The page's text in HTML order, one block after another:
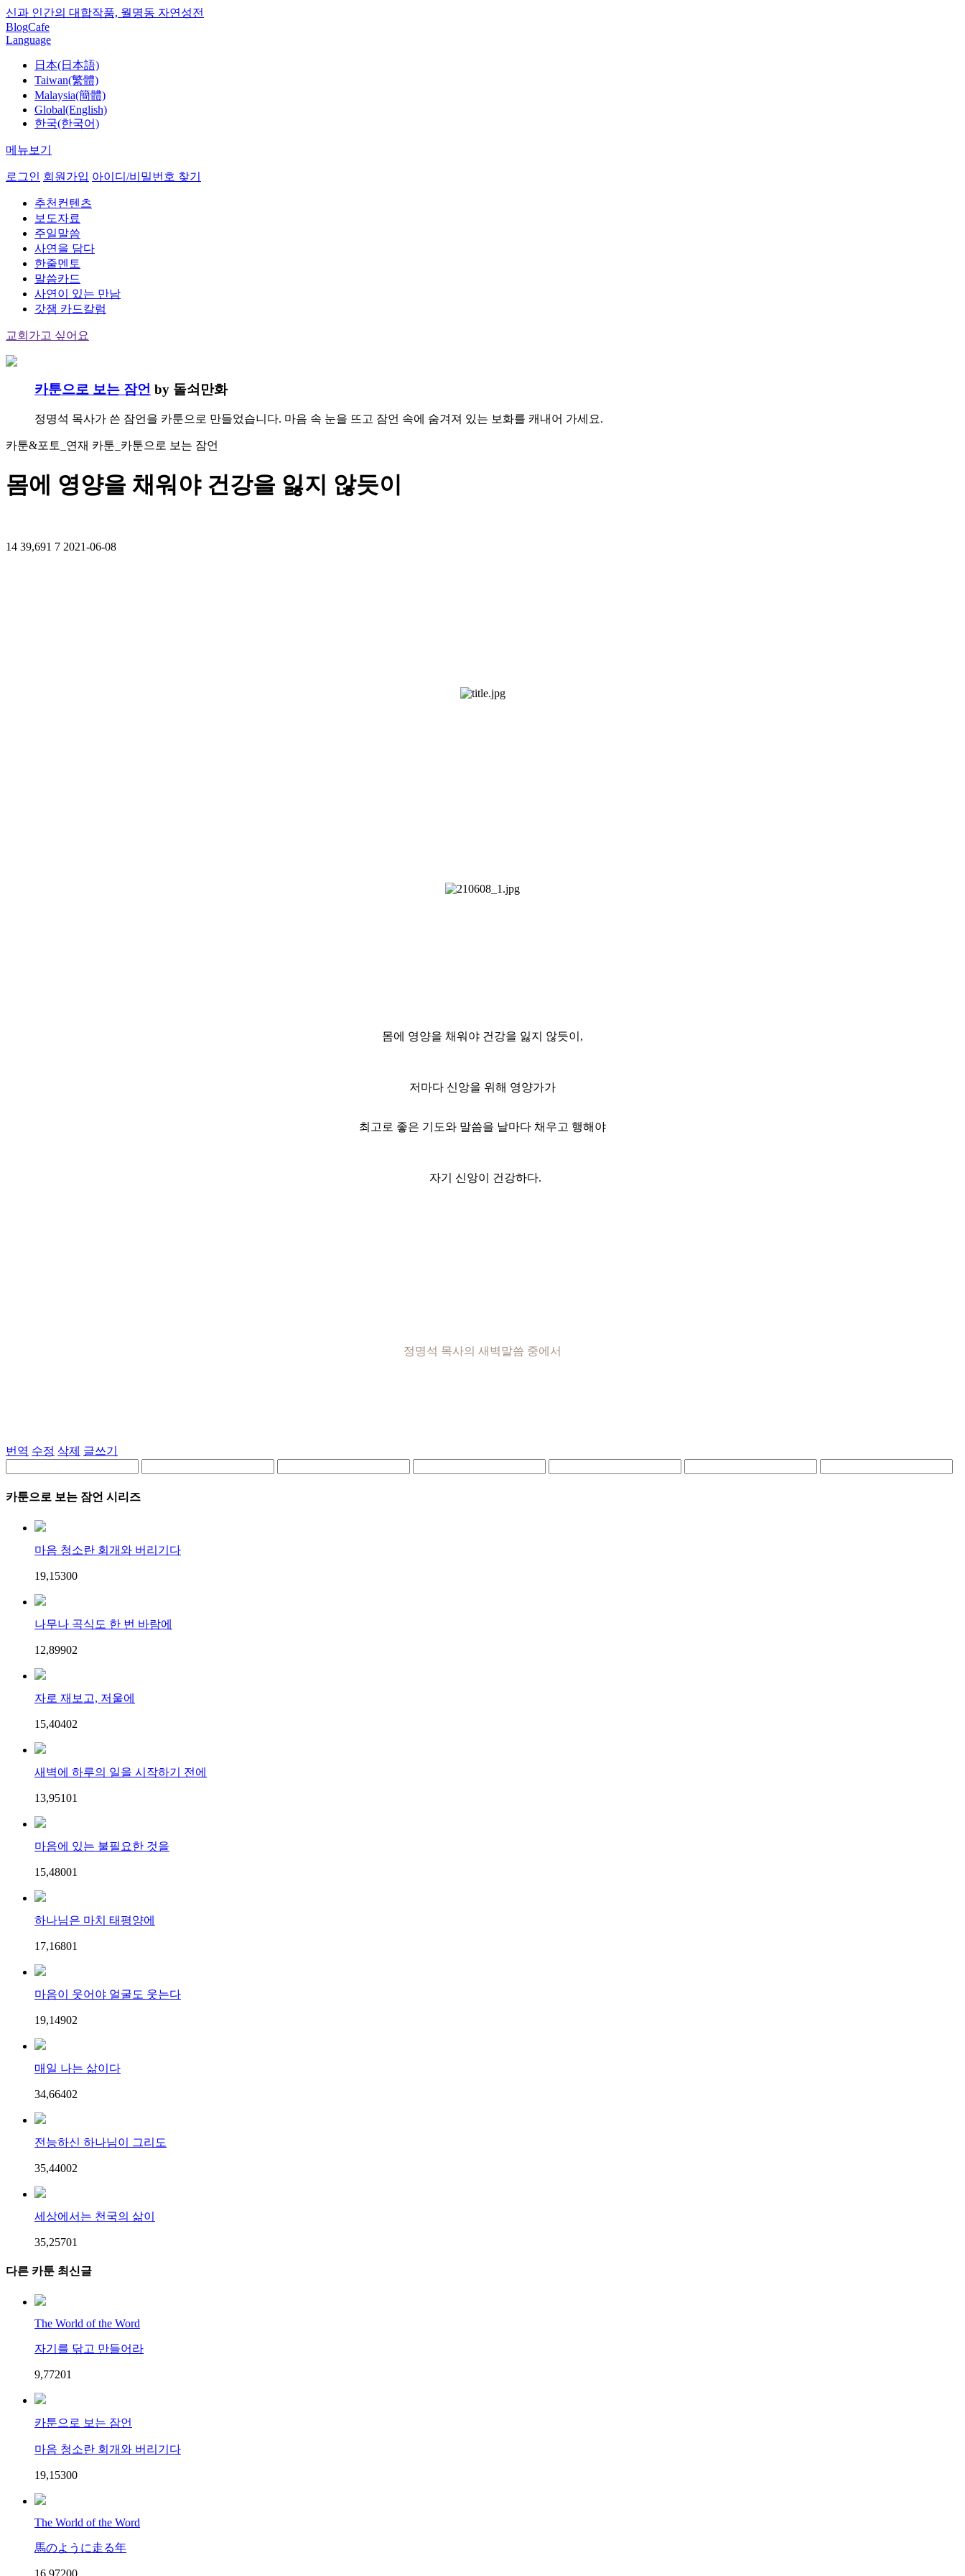
신과 인간의 대합작품, 월명동 자연성전
BlogCafe
Language
日本(日本語)
Taiwan(繁體)
Malaysia(簡體)
Global(English)
한국(한국어)
메뉴보기
로그인 회원가입 아이디/비밀번호 찾기
추천컨텐츠
보도자료
주일말씀
사연을 담다
한줄멘토
말씀카드
사연이 있는 만남
갓잼 카드칼럼
교회가고 싶어요
카툰으로 보는 잠언 by 돌쇠만화
정명석 목사가 쓴 잠언을 카툰으로 만들었습니다. 마음 속 눈을 뜨고 잠언 속에 숨겨져 있는 보화를 캐내어 가세요.
카툰&포토_연재 카툰_카툰으로 보는 잠언
몸에 영양을 채워야 건강을 잃지 않듯이
14 39,691 7 2021-06-08
몸에 영양을 채워야 건강을 잃지 않듯이,
저마다 신앙을 위해 영양가가
최고로 좋은 기도와 말씀을 날마다 채우고 행해야
자기 신앙이 건강하다.
정명석 목사의 새벽말씀 중에서
번역 수정 삭제 글쓰기
카툰으로 보는 잠언 시리즈
마음 청소란 회개와 버리기다
19,15300
나무나 곡식도 한 번 바람에
12,89902
자로 재보고, 저울에
15,40402
새벽에 하루의 일을 시작하기 전에
13,95101
마음에 있는 불필요한 것을
15,48001
하나님은 마치 태평양에
17,16801
마음이 웃어야 얼굴도 웃는다
19,14902
매일 나는 삶이다
34,66402
전능하신 하나님이 그리도
35,44002
세상에서는 천국의 삶이
35,25701
다른 카툰 최신글
The World of the Word
자기를 닦고 만들어라
9,77201
카툰으로 보는 잠언
마음 청소란 회개와 버리기다
19,15300
The World of the Word
馬のように走る年